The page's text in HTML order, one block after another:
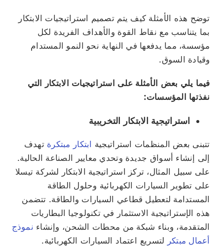
توضح هذه الأمثلة كيف يتم تصميم استراتيجيات الابتكار
بما يتناسب مع نقاط القوة والأهداف الفريدة لكل
مؤسسة، مما يدفعها في النهاية نحو النمو المستدام
وقيادة السوق.
فيما يلي بعض الأمثلة على استراتيجيات الابتكار التي
نفذتها المؤسسات:
استراتيجية الابتكار التخريبية
تتبنى بعض المنظمات استراتيجية ابتكار مبتكرة تهدف
إلى إنشاء أسواق جديدة وتحدي معايير الصناعة الحالية.
على سبيل المثال، تركز استراتيجية الابتكار لشركة تيسلا
على تطوير السيارات الكهربائية وحلول الطاقة
المستدامة لتعطيل قطاعي السيارات والطاقة. تتضمن
هذه الإستراتيجية الاستثمار في تكنولوجيا البطاريات
المتقدمة، وبناء شبكة من محطات الشحن، وإنشاء نموذج
أعمال مبتكر لتسريع اعتماد السيارات الكهربائية.